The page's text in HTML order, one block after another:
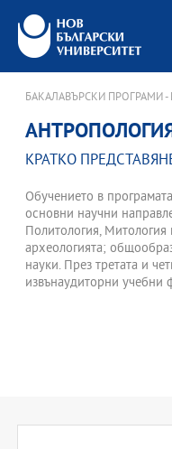
БАКАЛАВЪРСКИ ПРОГРАМИ -
КРАТКО
Обучението в
основни научни
Политология,
археологията;
науки. През третата и
извънаудиторни